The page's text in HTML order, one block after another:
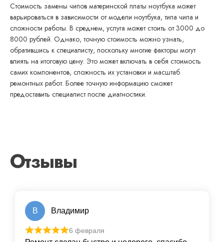
Стоимость замены чипов материнской платы ноутбука может
варьироваться в зависимости от модели ноутбука, типа чипа и
сложности работы. В среднем, услуга может стоить от 3000 до
8000 рублей. Однако, точную стоимость можно узнать,
обратившись к специалисту, поскольку многие факторы могут
влиять на итоговую цену. Это может включать в себя стоимость
самих компонентов, сложность их установки и масштаб
ремонтных работ. Более точную информацию сможет
предоставить специалист после диагностики.
Отзывы
В Владимир
6 февраля